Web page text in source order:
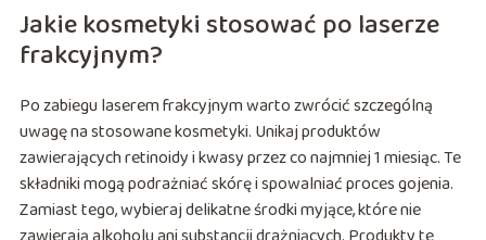
Jakie kosmetyki stosować po laserze
frakcyjnym?
Po zabiegu laserem frakcyjnym warto zwrócić szczególną
uwagę na stosowane kosmetyki. Unikaj produktów
zawierających retinoidy i kwasy przez co najmniej 1 miesiąc. Te
składniki mogą podrażniać skórę i spowalniać proces gojenia.
Zamiast tego, wybieraj delikatne środki myjące, które nie